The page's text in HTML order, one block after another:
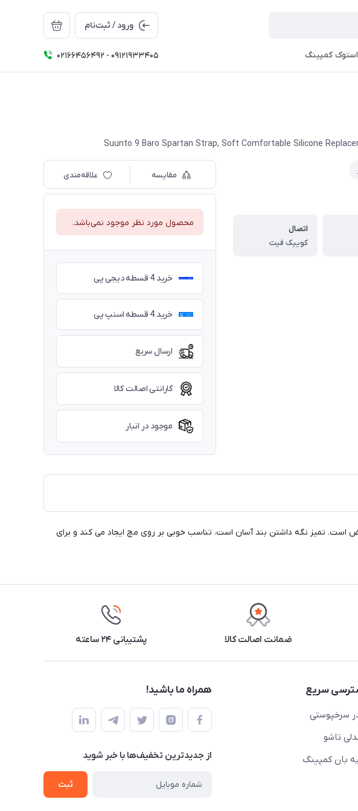
ورود / ثبت‌نام
استوک کمپینگ 02166456492 - 09121933405
Suunto 9 Baro Spartan Strap, Soft Comfortable Silicone
اتصال
کوییک فیت
مقایسه علاقه‌مندی
محصول مورد نظر موجود نمی‌باشد.
خرید 4 قسطه دیجی پی
خرید 4 قسطه اسنپ پی
ارسال سریع
گارانتی اصالت کالا
موجود در انبار
است. تمیز نگه داشتن بند آسان است، تناسب خوبی بر روی مچ ایجاد می کند و برای
ضمانت اصالت کالا پشتیبانی ۲۴ ساعته
سریع
سرخپوستی
تاشو
بان کمپینگ
همراه ما باشید!
از جدید‌ترین تخفیف‌ها با‌ خبر شوید
ثبت